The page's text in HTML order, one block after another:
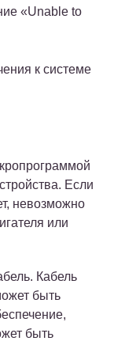
«Unable to
к системе
Если
невозможно
или
Кабель
быть
быть